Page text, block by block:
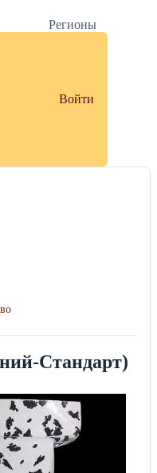
Регионы
Войти
Стандарт)